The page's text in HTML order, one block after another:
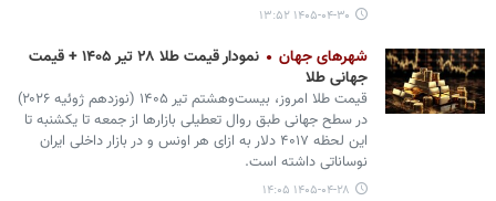
۱۴۰۵-۰۴-۳۰ ۱۳:۵۲
شهرهای جهان
نمودار قیمت طلا ۲۸ تیر ۱۴۰۵ + قیمت
جهانی طلا
قیمت طلا امروز، بیست‌وهشتم تیر ۱۴۰۵ (‌نوزدهم ژوئیه ۲۰۲۶)
در سطح جهانی طبق روال تعطیلی بازارها از جمعه تا یکشنبه تا
این لحظه ۴۰۱۷ دلار به ازای هر اونس و در بازار داخلی ایران
نوساناتی داشته است.
۱۴۰۵-۰۴-۲۸ ۱۴:۰۵